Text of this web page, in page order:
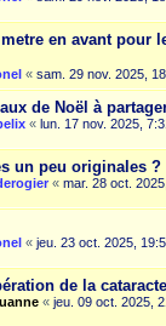
en avant pour
« sam. 29 nov. 2025,
de Noël à
« lun. 17 nov. 2025,
un peu originales ?
« mar. 28 oct.
« jeu. 23 oct. 2025,
de la cataracte
« jeu. 09 oct. 2025,